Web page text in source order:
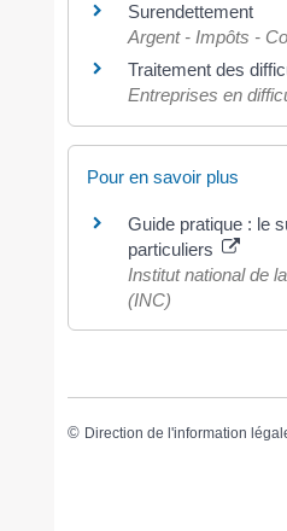
Surendettement
Argent - Impôts -
Traitement des
Entreprises en
Pour en savoir plus
Guide pratique : le
particuliers
Institut national de
(INC)
© Direction de l'information